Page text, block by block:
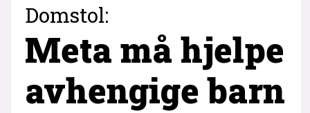
Domstol:
Meta må hjelpe
avhengige barn